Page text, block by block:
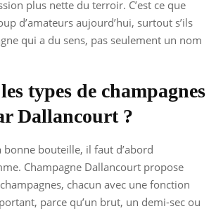
plus nette du terroir. C’est ce que
d’amateurs aujourd’hui, surtout s’ils
qui a du sens, pas seulement un nom
types de champagnes
Dallancourt ?
bonne bouteille, il faut d’abord
Champagne Dallancourt propose
chacun avec une fonction
parce qu’un brut, un demi-sec ou